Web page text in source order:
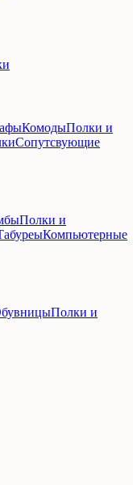
КомодыПолки и
Сопутсвующие
Полки и
Компьютерные
Полки и